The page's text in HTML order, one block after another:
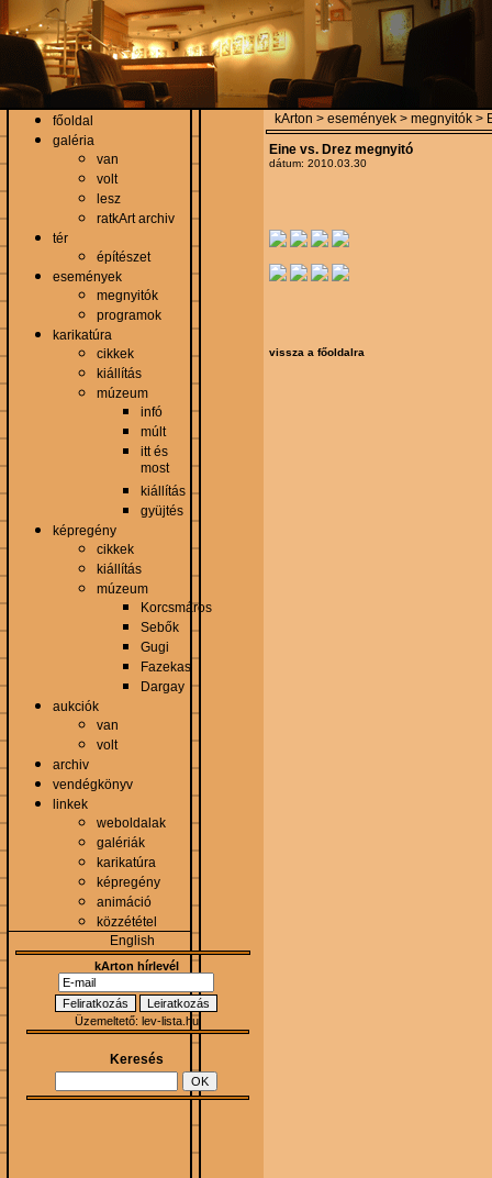
főoldal
galéria
van
volt
lesz
ratkArt archiv
tér
építészet
események
megnyitók
programok
karikatúra
cikkek
kiállítás
múzeum
infó
múlt
itt és
most
kiállítás
gyüjtés
képregény
cikkek
kiállítás
múzeum
Korcsmáros
Sebők
Gugi
Fazekas
Dargay
aukciók
van
volt
archiv
vendégkönyv
linkek
weboldalak
galériák
karikatúra
képregény
animáció
közzététel
English
kArton hírlevél
Üzemeltető: lev-lista.hu
Keresés
kArton > események > megnyitók >
Eine vs. Drez megnyitó
dátum: 2010.03.30
vissza a főoldalra